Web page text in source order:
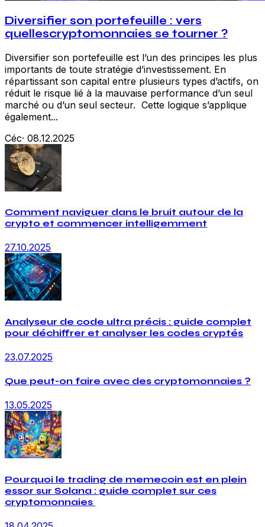
Diversifier son portefeuille : vers
quellescryptomonnaies se tourner ?
Diversifier son portefeuille est l’un des principes les plus
importants de toute stratégie d’investissement. En
répartissant son capital entre plusieurs types d’actifs, on
réduit le risque lié à la mauvaise performance d’un seul
marché ou d’un seul secteur. Cette logique s’applique
également...
Céc· 08.12.2025
Comment naviguer dans le bruit autour de la
crypto et commencer intelligemment
27.10.2025
Analyseur de code ultra précis : guide complet
pour déchiffrer et analyser les codes cryptés
23.07.2025
Que peut-on faire avec des cryptomonnaies ?
13.05.2025
Pourquoi le trading de memecoin est en plein
essor sur Solana : guide complet sur ces
cryptomonnaies